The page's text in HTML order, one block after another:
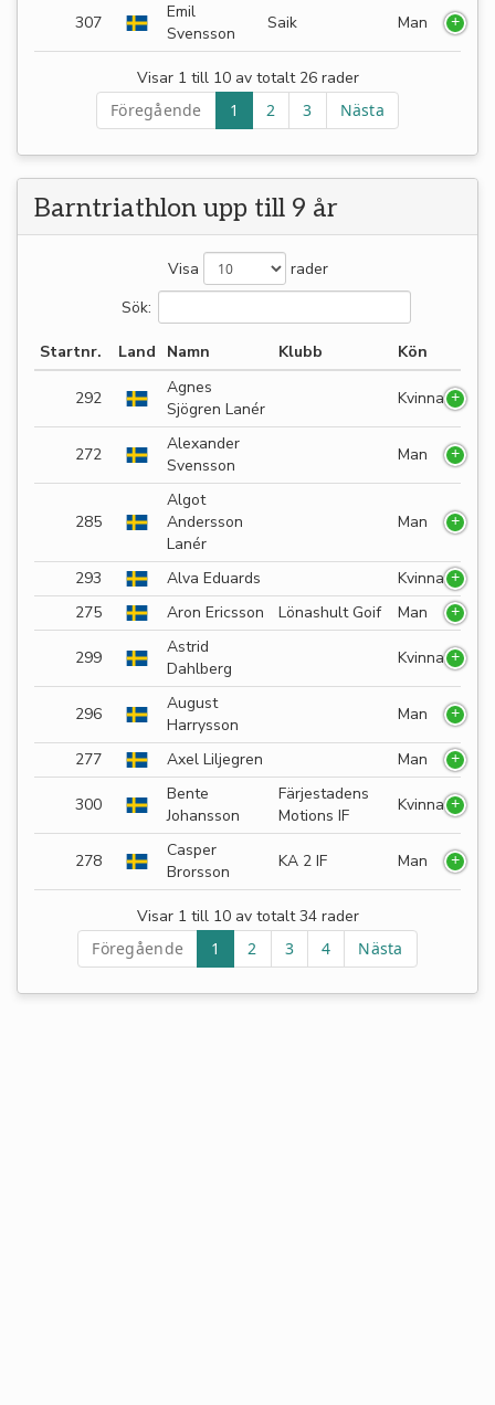
307
Emil
Svensson
Saik Man
Visar 1 till 10 av totalt 26 rader
Föregående
1 2 3 Nästa
Barntriathlon upp till 9 år
Visa
rader
Sök:
Startnr. Land Namn Klubb Kön
292
Agnes
Sjögren Lanér
Kvinna
272
Alexander
Svensson
Man
285
Algot
Andersson
Lanér
Man
293 Alva Eduards
Kvinna
275
Aron Ericsson Lönashult Goif Man
299
Astrid
Dahlberg
Kvinna
296
August
Harrysson
Man
277 Axel Liljegren Man
300
Bente
Johansson
Färjestadens
Motions IF
Kvinna
278
Casper
Brorsson
KA 2 IF Man
Visar 1 till 10 av totalt 34 rader
Föregående
1 2 3 4 Nästa